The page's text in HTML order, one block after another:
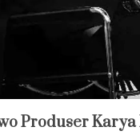
Produser